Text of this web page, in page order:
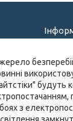
будуть
з